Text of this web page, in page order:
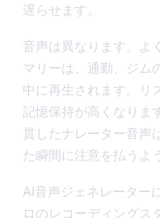
遅らせます。
音声は異なります。よ
マリーは、通勤、ジム
中に再生されます。リ
記憶保持が高くなりま
貫したナレーター音声
た瞬間に注意を払うよ
AI音声ジェネレーター
ロのレコーディングス